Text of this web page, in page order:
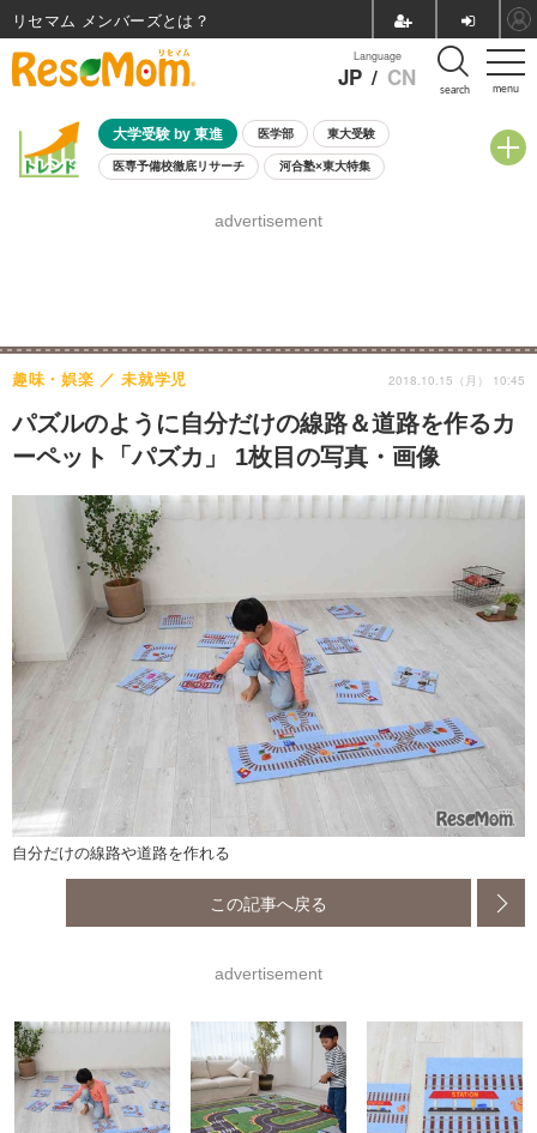
menu
Language
JP / CN search
大学受験 by 東進 医学部 東大受験
医専予備校徹底リサーチ 河合塾×東大特集
8月開催学校説明会・相談会
advertisement
パズルのように自分だけの線路＆道路を作るカ
ーペット「パズカ」 1枚目の写真・画像
趣味・娯楽 未就学児 2018.10.15（月） 10:45
自分だけの線路や道路を作れる
この記事へ戻る
advertisement
リセマム メンバーズ